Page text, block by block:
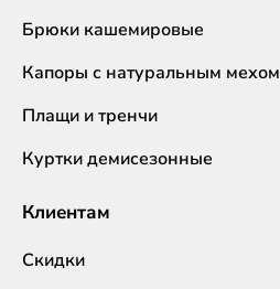
Брюки кашемировые
Капоры с натуральным мехом
Плащи и тренчи
Куртки демисезонные
Клиентам
Скидки